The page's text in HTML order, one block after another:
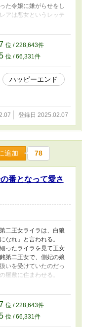
た令嬢に嫌がらせをし
アは悪女というレッテ
に参加したクレア
再会する。ギアルに優
うに思えたが、近くに
らない方がいいと伝え
言って守ろうとする。
だの貴族ではなく
リーです。
位 / 228,643件
位 / 66,331件
ハッピーエンド
登録日 2025.02.07
追加 78
番となって愛さ
二王女ライラは、白狼
なれ」と言われる。
ったライラを見て王女
第二王女で、側妃の娘
いを受けていたのだっ
屋敷に住まわせる。
と努力するライラをレ
が、ライラが番かもし
自分が人間だからレ
を引く決心をし
。
位 / 228,643件
位 / 66,331件